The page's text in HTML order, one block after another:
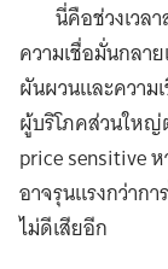
นี่คือช่วงเวล
ความเชื่อมั่นกลา
ผันผวนและความ
ผู้บริโภคส่วนใหญ่
price sensitive
อาจรุนแรงกว่าก
ไม่ดีเสียอีก